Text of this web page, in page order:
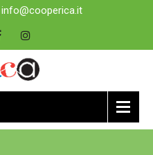
info@cooperica.it